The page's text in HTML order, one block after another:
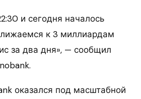
и сегодня началось
к 3 миллиардам
за два дня», — сообщил
оказался под масштабной